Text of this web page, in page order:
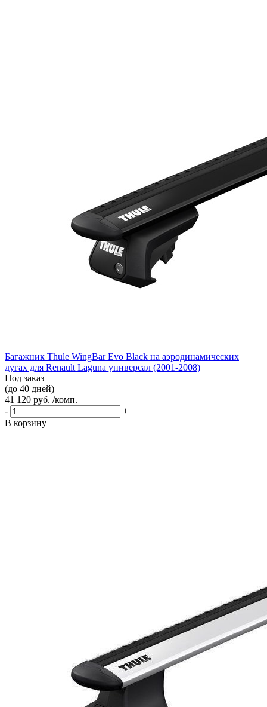
Багажник Thule WingBar Evo Black на аэродинамических
дугах для Renault Laguna универсал (2001-2008)
Под заказ
(до 40 дней)
41 120 руб. /комп.
-
+
В корзину